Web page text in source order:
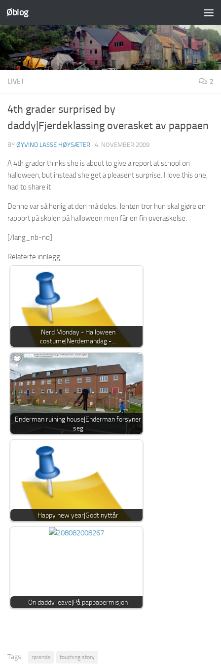
Skip to content
Øblog
LIVET 2
4th grader surprised by
daddy|Fjerdeklassing overasket av pappaen
BY ØYVIND LASSE HØYSÆTER · 4. NOVEMBER 2009
A 4th grader thinks she is about to give a report at school on
halloween, but instead she get a pleasent surprise. I love this one,
had to share it :
Denne var så herlig at den må deles. Jenten tror hun skal gjøre en
rapport på skolen på halloween men får en fin overaskelse:
[/lang_nb-no]
Relaterte innlegg
Nerd Monday - Halloween
costume|Nerdemandag -…
Enderman ruining house|Enderman forsyner
seg
Happy new year|Godt nyttår
On daddy leave|På pappapermisjon
Tags: rørende touching story